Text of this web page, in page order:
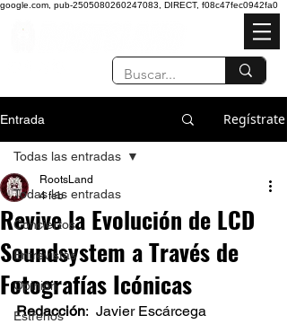
google.com, pub-2505080260247083, DIRECT, f08c47fec0942fa0
Entrada Regístrate
Todas las entradas
Conciertos
Entrevistas
Opinión
Estrenos
Todas las entradas
Revive la Evolución de LCD
Soundsystem a Través de
Fotografías Icónicas
RootsLand
4 feb
Redacción:  Javier Escárcega